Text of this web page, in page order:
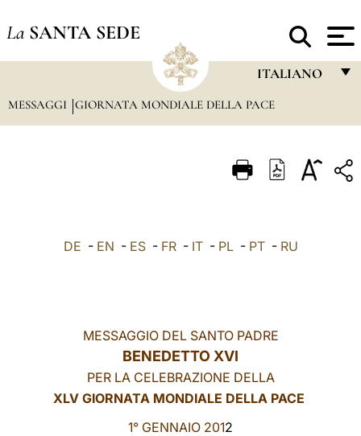
La SANTA SEDE
ITALIANO
FRANÇAIS
ITALIANO
LATINE
MESSAGGI GIORNATA MONDIALE DELLA PACE
DE - EN - ES- FR- IT- PL- PT- RU
MESSAGGIO DEL SANTO PADRE
BENEDETTO XVI
PER LA CELEBRAZIONE DELLA
XLV GIORNATA MONDIALE DELLA PACE
1° GENNAIO 2012